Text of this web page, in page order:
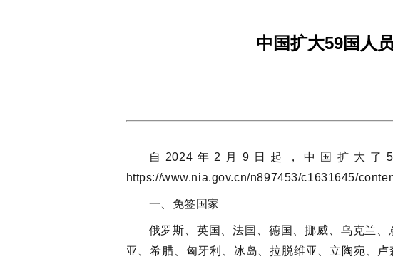
中国扩大59国人
自2024年2月9日起，中国扩大了
https://www.nia.gov.cn/n897453/c1631645/
一、免签国家
俄罗斯、英国、法国、德国、挪威、乌克兰、
亚、希腊、匈牙利、冰岛、拉脱维亚、立陶宛、